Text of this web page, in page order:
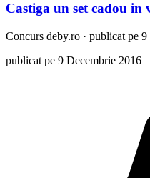
Castiga un set cadou in
Concurs deby.ro · publicat pe
publicat pe 9 Decembrie 2016